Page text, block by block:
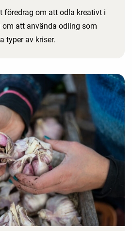
föredrag om att odla kreativt i
om att använda odling som
typer av kriser.